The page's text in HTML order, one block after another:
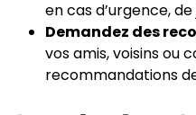
en cas d’urgence,
Demandez des
vos amis, voisins ou
recommandations